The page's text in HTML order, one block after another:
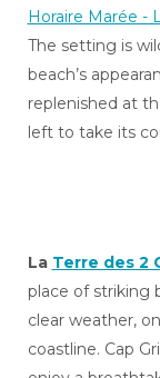
Horaire Marée -
The setting is
beach’s
replenished at
left to take its
La Terre des 2
place of striking
clear weather,
coastline. Cap